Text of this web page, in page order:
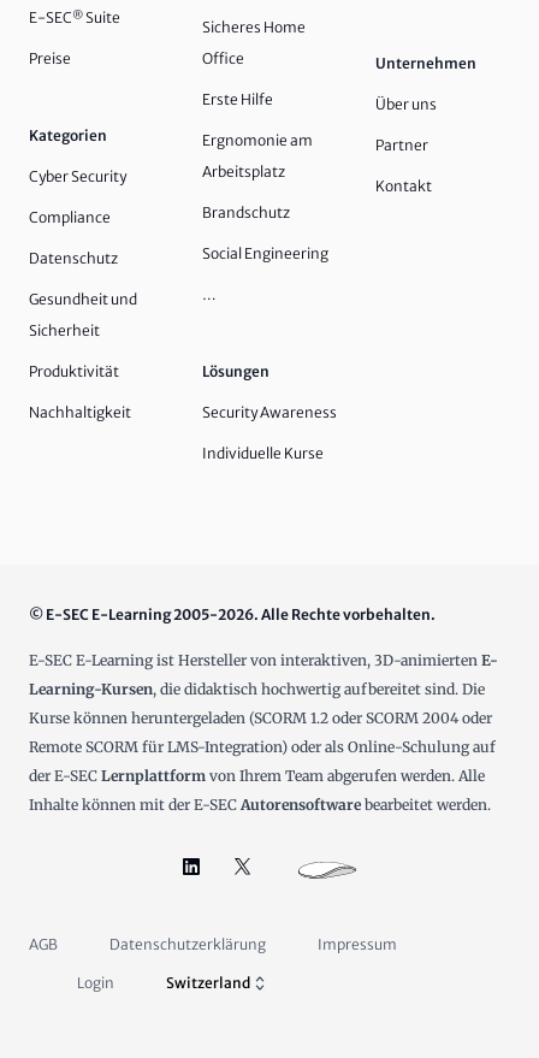
E-SEC®Suite
Preise
Kategorien
Cyber Security
Compliance
Datenschutz
Gesundheit und
Sicherheit
Produktivität
Nachhaltigkeit
Sicheres Home
Office
Erste Hilfe
Ergnomonie am
Arbeitsplatz
Brandschutz
Social Engineering
…
Lösungen
Security Awareness
Individuelle Kurse
Unternehmen
Über uns
Partner
Kontakt
© E-SEC E-Learning 2005-2026. Alle Rechte vorbehalten.
E-SEC E-Learning ist Hersteller von interaktiven, 3D-animierten E-
Learning-Kursen, die didaktisch hochwertig aufbereitet sind. Die
Kurse können heruntergeladen (SCORM 1.2 oder SCORM 2004 oder
Remote SCORM für LMS-Integration) oder als Online-Schulung auf
der E-SEC Lernplattform von Ihrem Team abgerufen werden. Alle
Inhalte können mit der E-SEC Autorensoftware bearbeitet werden.
AGB Datenschutzerklärung Impressum
Login Switzerland